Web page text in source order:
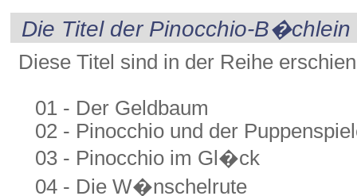
Die Titel der Pinocchio-B�chlein
Diese Titel sind in der Reihe
01 - Der Geldbaum
02 - Pinocchio und der
03 - Pinocchio im Gl�ck
04 - Die W�nschelrute